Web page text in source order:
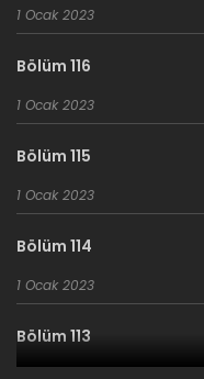
1 Ocak 2023
Bölüm 116
1 Ocak 2023
Bölüm 115
1 Ocak 2023
Bölüm 114
1 Ocak 2023
Bölüm 113